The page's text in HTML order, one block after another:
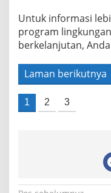
Untuk informasi
program
berkelanjutan,
Laman berikutnya
1 2 3